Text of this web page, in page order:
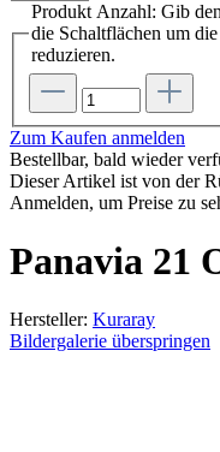
Produkt Anzahl: Gib
die Schaltflächen um
reduzieren.
Zum Kaufen anmelden
Bestellbar, bald wieder
Dieser Artikel ist von der
Anmelden, um Preise zu
Panavia 21
Hersteller: Kuraray
Bildergalerie überspringen